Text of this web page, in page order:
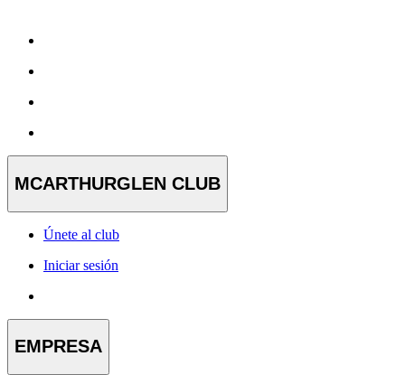
MCARTHURGLEN CLUB
Únete al club
Iniciar sesión
EMPRESA